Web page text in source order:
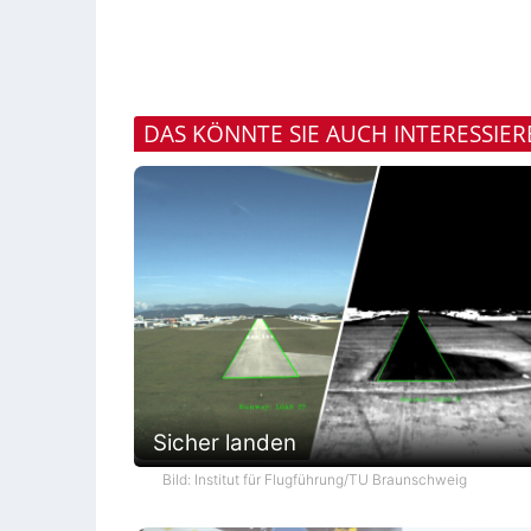
DAS KÖNNTE SIE AUCH
Sicher landen
Bild: Institut für Flugführung/TU Braunschweig